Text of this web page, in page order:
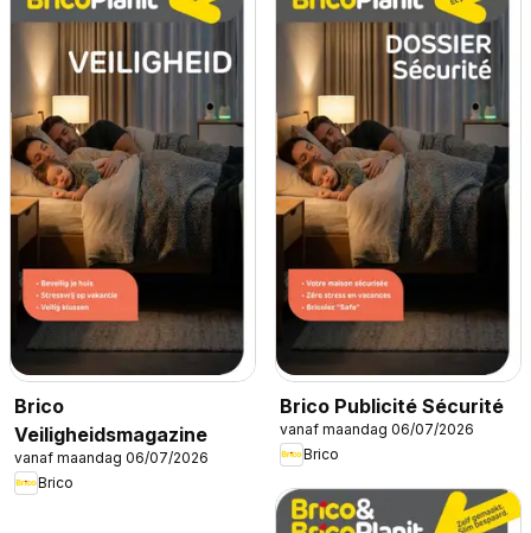
Brico
Veiligheidsmagazine
vanaf maandag 06/07/2026
Brico
Brico Publicité Sécurité
vanaf maandag 06/07/2026
Brico